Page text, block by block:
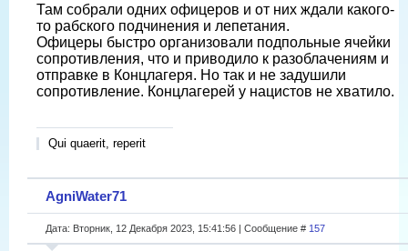
Там собрали одних офицеров и от них ждали какого-
то рабского подчинения и лепетания.
Офицеры быстро организовали подпольные ячейки
сопротивления, что и приводило к разоблачениям и
отправке в Концлагеря. Но так и не задушили
сопротивление. Концлагерей у нацистов не хватило.
Qui quaerit, reperit
AgniWater71
Дата: Вторник, 12 Декабря 2023, 15:41:56 | Сообщение # 157